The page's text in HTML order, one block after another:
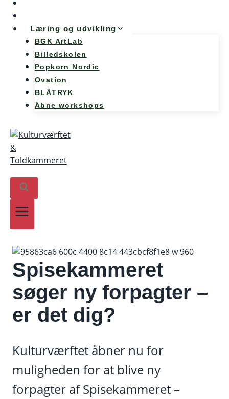
Læring og udvikling
BGK ArtLab
Billedskolen
Popkorn Nordic
Ovation
BLÅTRYK
Åbne workshops
Spisekammeret
søger ny forpagter –
er det dig?
Kulturværftet åbner nu for
muligheden for at blive ny
forpagter af Spisekammeret –